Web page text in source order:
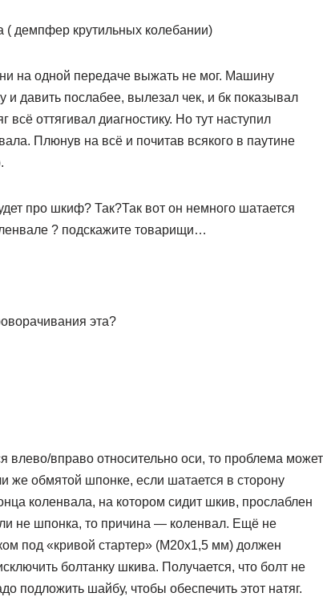
( демпфер крутильных колебании)
на одной передаче выжать не мог. Машину
и давить послабее, вылезал чек, и бк показывал
оттягивал диагностику. Но тут наступил
Плюнув на всё и почитав всякого в паутине
про шкиф? Так?Так вот он немного шатается
? подскажите товарищи…
эта?
влево/вправо относительно оси, то проблема может
же обмятой шпонке, если шатается в сторону
коленвала, на котором сидит шкив, прослаблен
не шпонка, то причина — коленвал. Ещё не
под «кривой стартер» (М20х1,5 мм) должен
болтанку шкива. Получается, что болт не
подложить шайбу, чтобы обеспечить этот натяг.